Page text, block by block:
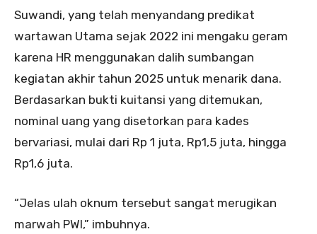
Suwandi, yang telah menyandang predikat
wartawan Utama sejak 2022 ini mengaku geram
karena HR menggunakan dalih sumbangan
kegiatan akhir tahun 2025 untuk menarik dana.
Berdasarkan bukti kuitansi yang ditemukan,
nominal uang yang disetorkan para kades
bervariasi, mulai dari Rp 1 juta, Rp1,5 juta, hingga
Rp1,6 juta.
“Jelas ulah oknum tersebut sangat merugikan
marwah PWI,” imbuhnya.